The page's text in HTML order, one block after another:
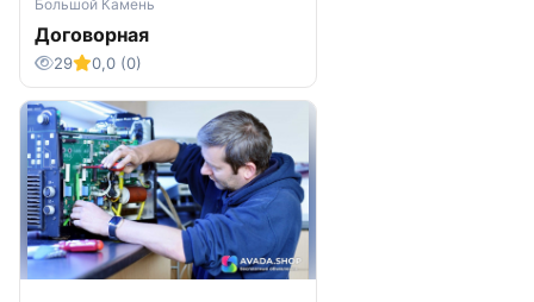
Большой Камень
Договорная
29 0,0 (0)